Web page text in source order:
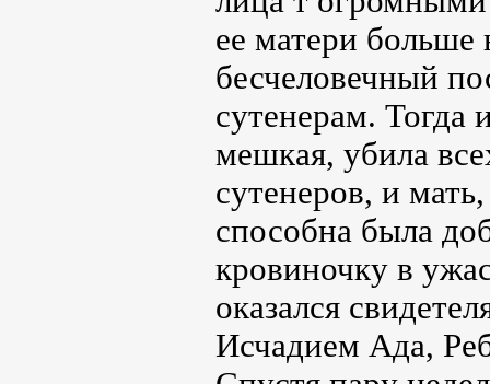
ее матери
бесчеловечный
сутенерам. Тогда
мешкая, убила
сутенеров, и
способна была
кровиночку в
оказался
Исчадием Ада,